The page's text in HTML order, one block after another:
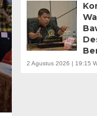
2 Agustus 2026 | 19:15